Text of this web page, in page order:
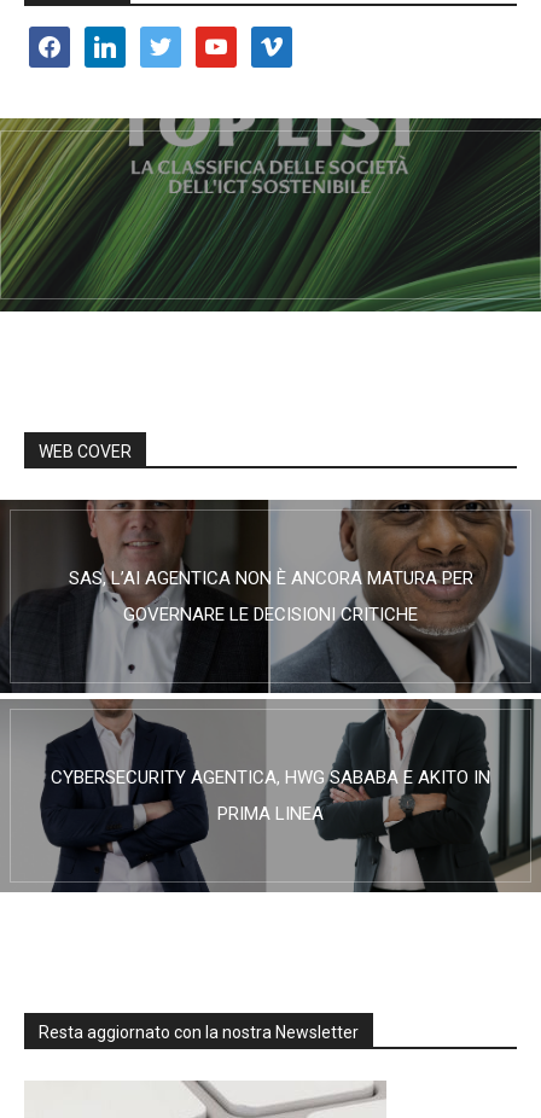
facebooklinkedin twitter youtube vimeo
WEB COVER
SAS, L’AI AGENTICA NON È ANCORA MATURA PER
GOVERNARE LE DECISIONI CRITICHE
CYBERSECURITY AGENTICA, HWG SABABA E AKITO IN
PRIMA LINEA
Resta aggiornato con la nostra Newsletter